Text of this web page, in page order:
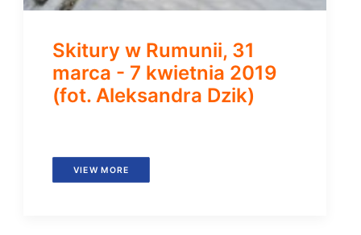
Skitury w Rumunii, 31
marca - 7 kwietnia 2019
(fot. Aleksandra Dzik)
VIEW MORE